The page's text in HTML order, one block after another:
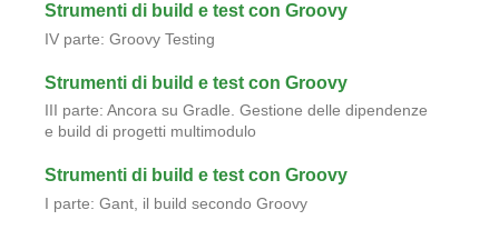
Strumenti di build e test con Groovy
IV parte: Groovy Testing
Strumenti di build e test con Groovy
III parte: Ancora su Gradle. Gestione delle dipendenze
e build di progetti multimodulo
Strumenti di build e test con Groovy
I parte: Gant, il build secondo Groovy